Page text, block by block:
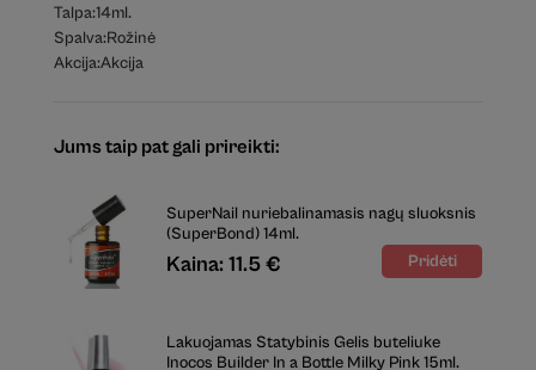
Talpa:14ml.
Spalva:Rožinė
Akcija:Akcija
Jums taip pat gali prireikti:
SuperNail nuriebalinamasis nagų sluoksnis
(SuperBond) 14ml.
Kaina: 11.5 €
Lakuojamas Statybinis Gelis buteliuke
Inocos Builder In a Bottle Milky Pink 15ml.